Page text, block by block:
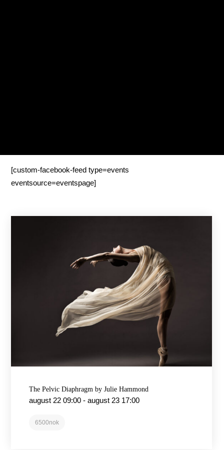
[custom-facebook-feed type=events
eventsource=eventspage]
The Pelvic Diaphragm by Julie Hammond
august 22 09:00 -august 23 17:00
6500nok